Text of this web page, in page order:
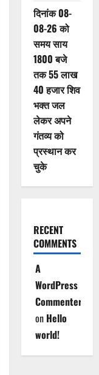
दिनांक 08-
08-26 को
समय साय
1800 बजे
तक 55 लाख
40 हजार शिव
भक्त जल
लेकर अपने
गंतव्य को
प्रस्थान कर
चुके
RECENT
COMMENTS
A
WordPress
Commenter
on Hello
world!